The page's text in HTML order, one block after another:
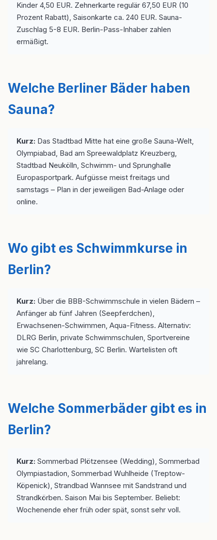
Kinder 4,50 EUR. Zehnerkarte regulär 67,50 EUR (10
Prozent Rabatt), Saisonkarte ca. 240 EUR. Sauna-
Zuschlag 5-8 EUR. Berlin-Pass-Inhaber zahlen
ermäßigt.
Welche Berliner Bäder haben
Sauna?
Kurz: Das Stadtbad Mitte hat eine große Sauna-Welt,
Olympiabad, Bad am Spreewaldplatz Kreuzberg,
Stadtbad Neukölln, Schwimm- und Sprunghalle
Europasportpark. Aufgüsse meist freitags und
samstags – Plan in der jeweiligen Bad-Anlage oder
online.
Wo gibt es Schwimmkurse in
Berlin?
Kurz: Über die BBB-Schwimmschule in vielen Bädern –
Anfänger ab fünf Jahren (Seepferdchen),
Erwachsenen-Schwimmen, Aqua-Fitness. Alternativ:
DLRG Berlin, private Schwimmschulen, Sportvereine
wie SC Charlottenburg, SC Berlin. Wartelisten oft
jahrelang.
Welche Sommerbäder gibt es in
Berlin?
Kurz: Sommerbad Plötzensee (Wedding), Sommerbad
Olympiastadion, Sommerbad Wuhlheide (Treptow-
Köpenick), Strandbad Wannsee mit Sandstrand und
Strandkörben. Saison Mai bis September. Beliebt:
Wochenende eher früh oder spät, sonst sehr voll.